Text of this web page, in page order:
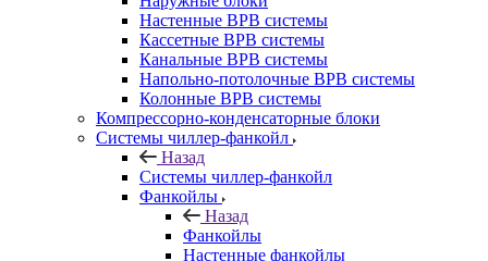
Настенные ВРВ системы
Кассетные ВРВ системы
Канальные ВРВ системы
Напольно-потолочные ВРВ системы
Колонные ВРВ системы
Компрессорно-конденсаторные блоки
Системы чиллер-фанкойл
Назад
Системы чиллер-фанкойл
Фанкойлы
Назад
Фанкойлы
Настенные фанкойлы